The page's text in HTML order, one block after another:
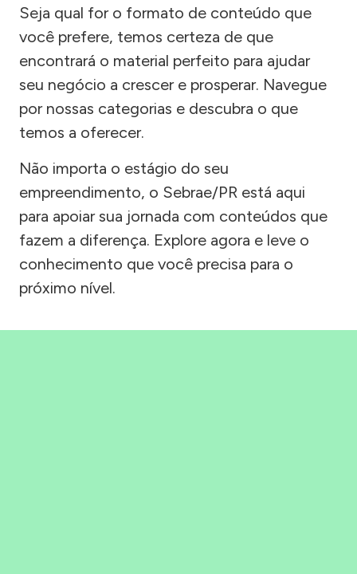
Seja qual for o formato de conteúdo que
você prefere, temos certeza de que
encontrará o material perfeito para ajudar
seu negócio a crescer e prosperar. Navegue
por nossas categorias e descubra o que
temos a oferecer.
Não importa o estágio do seu
empreendimento, o Sebrae/PR está aqui
para apoiar sua jornada com conteúdos que
fazem a diferença. Explore agora e leve o
conhecimento que você precisa para o
próximo nível.